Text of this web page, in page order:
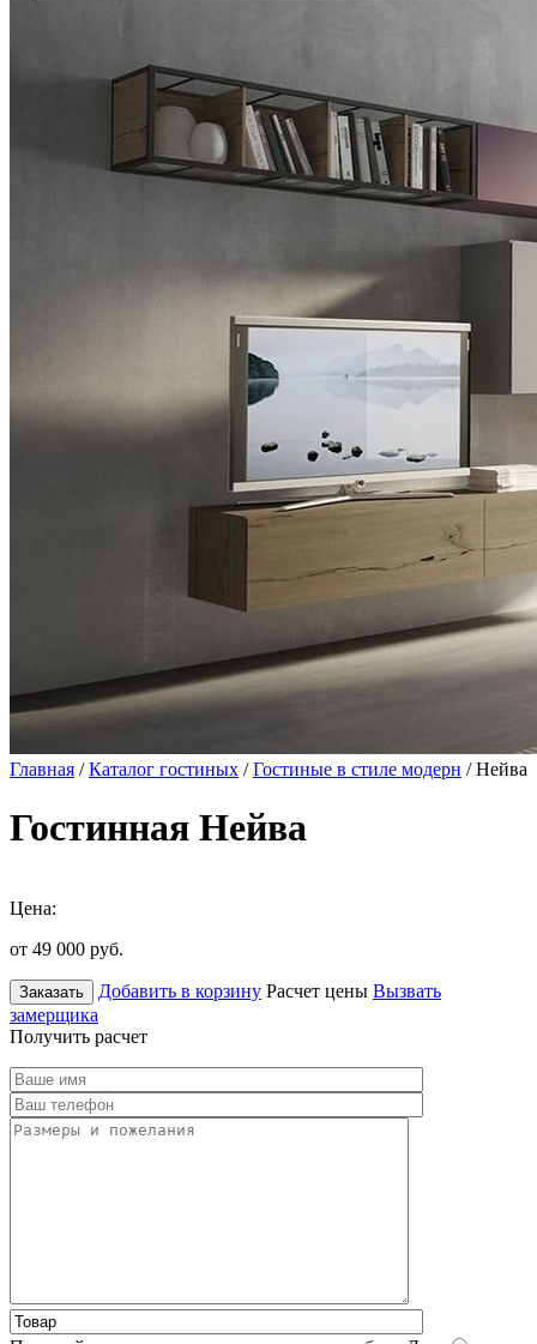
Главная /Каталог гостиных /Гостиные в стиле модерн / Нейва
Гостинная Нейва
Цена:
от 49 000 руб.
Заказать Добавить в корзину Расчет цены Вызвать
замерщика
Получить расчет